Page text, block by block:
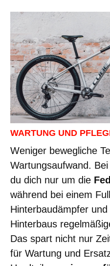
WARTUNG UND
Weniger bewegliche
Wartungsaufwand.
du dich nur um die
während bei einem
Hinterbaudämpfer
Hinterbaus
Das spart nicht nur
für Wartung und